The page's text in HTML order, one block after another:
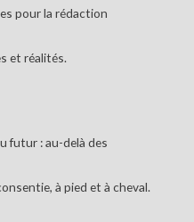
pour la rédaction
et réalités.
futur : au-delà des
à pied et à cheval.